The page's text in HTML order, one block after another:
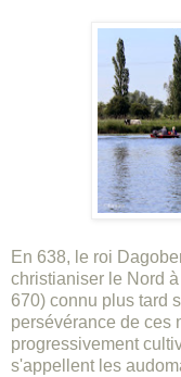
En 638, le roi
christianiser le Nord
670) connu plus tard
persévérance de ces
progressivement
s'appellent les